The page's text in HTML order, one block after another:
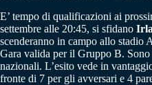
E’ tempo di qualificazioni ai
settembre alle 20:45, si sfidano
scenderanno in campo allo
Gara valida per il Gruppo B. Sono
nazionali. L’esito vede in
fronte di 7 per gli avversari e 4